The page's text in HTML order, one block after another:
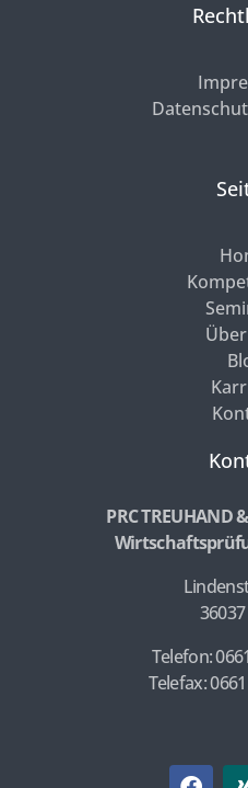
PRC TREUHAND
Telefon:
Telefax: